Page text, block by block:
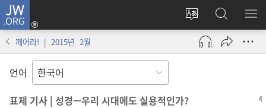
JW.ORG
사이트
언어
변경
로그인
(새로운
열기)
JW.ORG
검색
메
깨어라! | 2015년 2월
언어
표제 기사 | 성경—우리 시대에도 실용적인가?